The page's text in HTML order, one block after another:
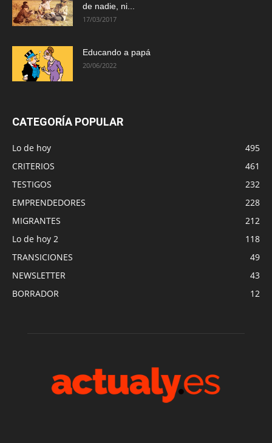
de nadie, ni...
17/03/2017
Educando a papá
20/06/2022
CATEGORÍA POPULAR
Lo de hoy
495
CRITERIOS
461
TESTIGOS
232
EMPRENDEDORES
228
MIGRANTES
212
Lo de hoy 2
118
TRANSICIONES
49
NEWSLETTER
43
BORRADOR
12